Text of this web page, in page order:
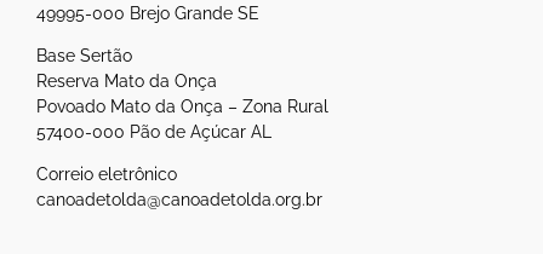
49995-000 Brejo Grande SE
Base Sertão
Reserva Mato da Onça
Povoado Mato da Onça – Zona Rural
57400-000 Pão de Açúcar AL
Correio eletrônico
canoadetolda@canoadetolda.org.br